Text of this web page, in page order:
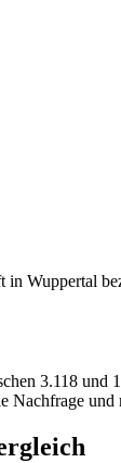
in Wuppertal
3.118 und
und